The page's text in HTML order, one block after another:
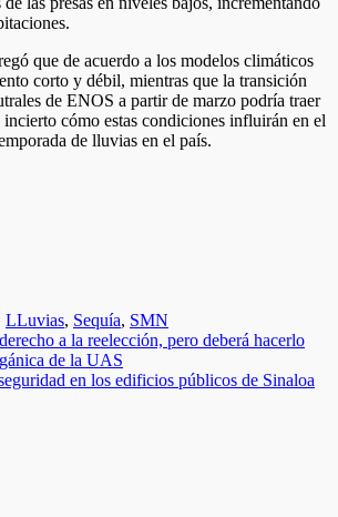
que de acuerdo a los modelos climáticos
corto y débil, mientras que la transición
de ENOS a partir de marzo podría traer
cómo estas condiciones influirán en el
de lluvias en el país.
LLuvias, Sequía, SMN
a la reelección, pero deberá hacerlo
de la UAS
en los edificios públicos de Sinaloa